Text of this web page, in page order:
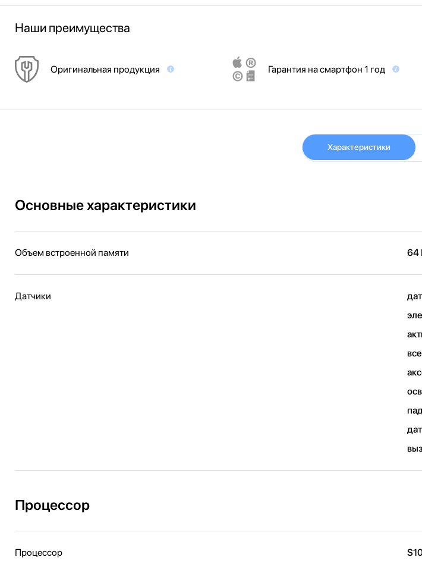
Наши преимущества
Оригинальная продукция Гарантия на смартфон 1 год
Характеристики
Основные характеристики
Объем встроенной памяти 64
Датчики
Процессор
Процессор